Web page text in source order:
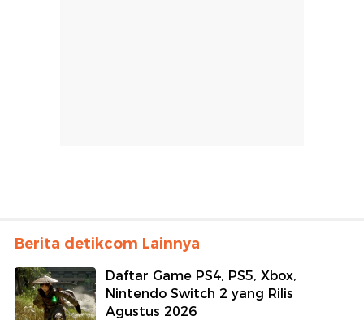
Berita detikcom Lainnya
Daftar Game PS4, PS5, Xbox,
Nintendo Switch 2 yang Rilis
Agustus 2026